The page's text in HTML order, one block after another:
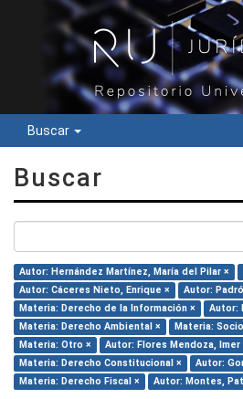
Buscar
Buscar
Autor: Hernández Martínez, María del Pilar ×
Autor: Cáceres Nieto, Enrique ×
Autor:
Materia: Derecho de la Información ×
Autor:
Materia: Derecho Ambiental ×
Materia:
Materia: Otro ×
Autor: Flores Mendoza, Imer
Materia: Derecho Constitucional ×
Autor:
Materia: Derecho Fiscal ×
Autor: Montes,